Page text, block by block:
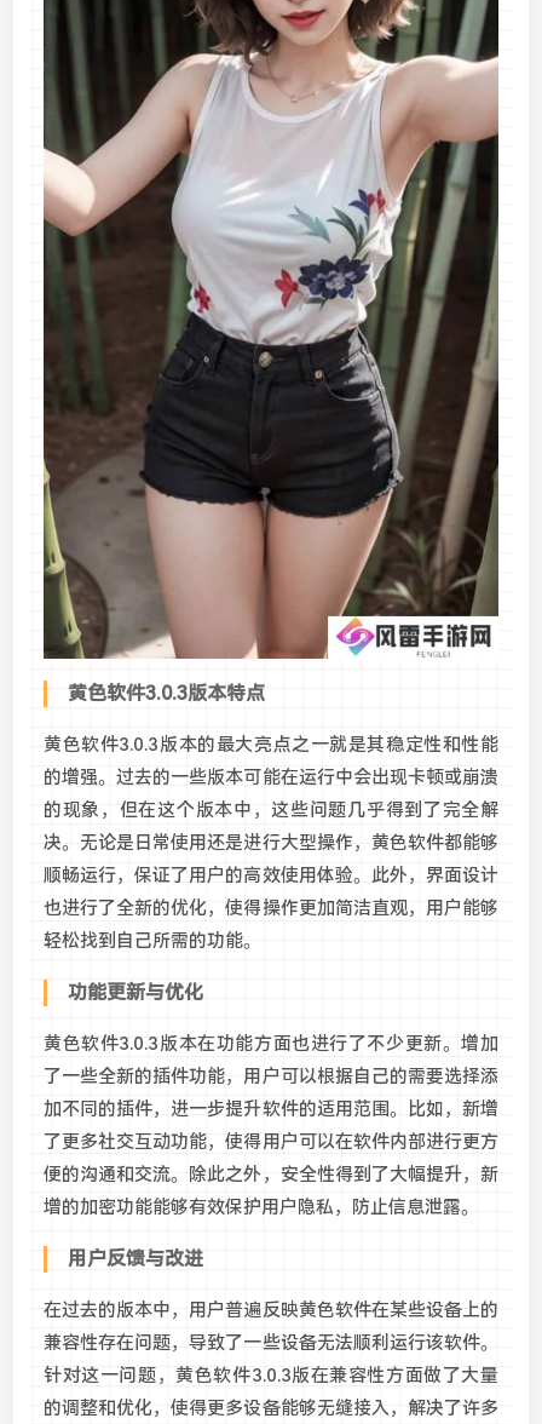
黄色软件3.0.3版本特点
黄色软件3.0.3版本的最大亮点之一就是其稳定性和性能
的增强。过去的一些版本可能在运行中会出现卡顿或崩溃
的现象，但在这个版本中，这些问题几乎得到了完全解
决。无论是日常使用还是进行大型操作，黄色软件都能够
顺畅运行，保证了用户的高效使用体验。此外，界面设计
也进行了全新的优化，使得操作更加简洁直观，用户能够
轻松找到自己所需的功能。
功能更新与优化
黄色软件3.0.3版本在功能方面也进行了不少更新。增加
了一些全新的插件功能，用户可以根据自己的需要选择添
加不同的插件，进一步提升软件的适用范围。比如，新增
了更多社交互动功能，使得用户可以在软件内部进行更方
便的沟通和交流。除此之外，安全性得到了大幅提升，新
增的加密功能能够有效保护用户隐私，防止信息泄露。
用户反馈与改进
在过去的版本中，用户普遍反映黄色软件在某些设备上的
兼容性存在问题，导致了一些设备无法顺利运行该软件。
针对这一问题，黄色软件3.0.3版在兼容性方面做了大量
的调整和优化，使得更多设备能够无缝接入，解决了许多